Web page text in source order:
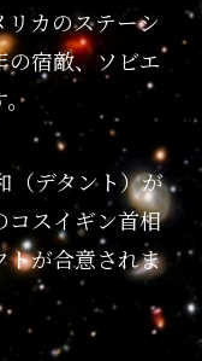
カのステーシ
の宿敵、ソビエ
（デタント）が
コスイギン首相
トが合意されま